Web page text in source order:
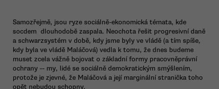
Samozřejmě, jsou ryze sociálně-ekonomická témata, kde
socdem dlouhodobě zaspala. Neochota řešit progresivní daně
a schwarzsystém v době, kdy jsme byly ve vládě (a tím spíše,
kdy byla ve vládě Maláčová) vedla k tomu, že dnes budeme
muset zcela vážně bojovat o základní formy pracovněprávní
ochrany -- my, lidé se sociálně demokratickým smýšlením,
protože je zjevné, že Maláčová a její marginální stranička toho
opět nebudou schopny.